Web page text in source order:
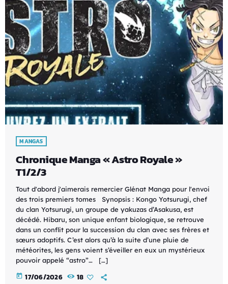
MANGAS
Chronique Manga « Astro Royale »
T1/2/3
Tout d'abord j'aimerais remercier Glénat Manga pour l'envoi
des trois premiers tomes Synopsis : Kongo Yotsurugi, chef
du clan Yotsurugi, un groupe de yakuzas d’Asakusa, est
décédé. Hibaru, son unique enfant biologique, se retrouve
dans un conflit pour la succession du clan avec ses frères et
sœurs adoptifs. C’est alors qu’à la suite d’une pluie de
météorites, les gens voient s’éveiller en eux un mystérieux
pouvoir appelé “astro”… […]
today 17/06/2026 18